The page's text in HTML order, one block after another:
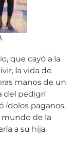
que cayó a la
la vida de
manos de un
del pedigrí
ídolos paganos,
mundo de la
a su hija.